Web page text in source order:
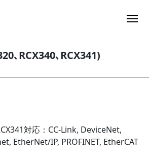
､RCX340､RCX341)
対応：CC-Link, DeviceNet,
EtherNet/IP, PROFINET, EtherCAT